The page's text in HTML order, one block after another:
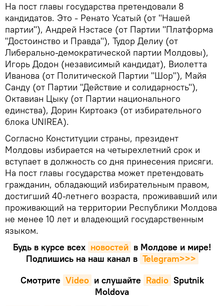
На пост главы государства претендовали 8
кандидатов. Это - Ренато Усатый (от "Нашей
партии"), Андрей Нэстасе (от Партии "Платформа
"Достоинство и Правда"), Тудор Делиу (от
Либерально-демократической партии Молдовы),
Игорь Додон (независимый кандидат), Виолетта
Иванова (от Политической Партии "Шор"), Майя
Санду (от Партии "Действие и солидарность"),
Октавиан Цыку (от Партии национального
единства), Дорин Киртоакэ (от избирательного
блока UNIREA).
Согласно Конституции страны, президент
Молдовы избирается на четырехлетний срок и
вступает в должность со дня принесения присяги.
На пост главы государства может претендовать
гражданин, обладающий избирательным правом,
достигший 40-летнего возраста, проживавший или
проживающий на территории Республики Молдова
не менее 10 лет и владеющий государственным
языком.
Будь в курсе всех новостей в Молдове и мире!
Подпишись на наш канал в Telegram>>>
Смотрите Video и слушайте Radio Sputnik
Moldova